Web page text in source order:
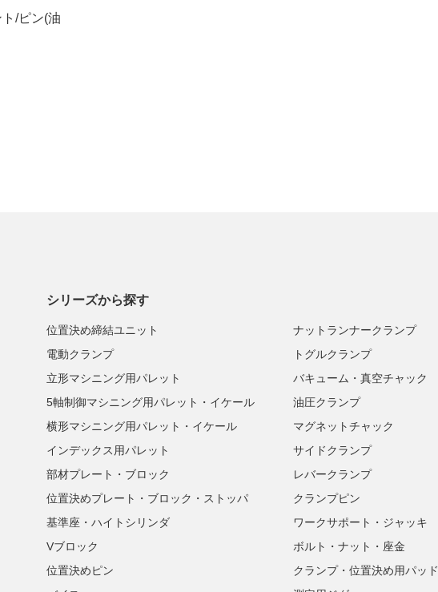
/ピン(油
シリーズから探す
位置決め締結ユニット
電動クランプ
立形マシニング用パレット
5軸制御マシニング用パレット・イケール
横形マシニング用パレット・イケール
インデックス用パレット
部材プレート・ブロック
位置決めプレート・ブロック・ストッパ
基準座・ハイトシリンダ
Vブロック
位置決めピン
ナットランナークランプ
トグルクランプ
バキューム・真空チャック
油圧クランプ
マグネットチャック
サイドクランプ
レバークランプ
クランプピン
ワークサポート・ジャッキ
ボルト・ナット・座金
クランプ・位置決め用パッド